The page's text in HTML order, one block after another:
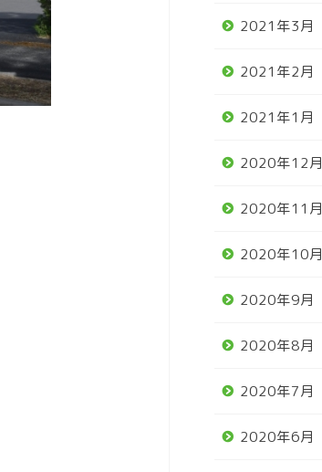
2021年3月
2021年2月
2021年1月
2020年12月
2020年11月
2020年10月
2020年9月
2020年8月
2020年7月
2020年6月